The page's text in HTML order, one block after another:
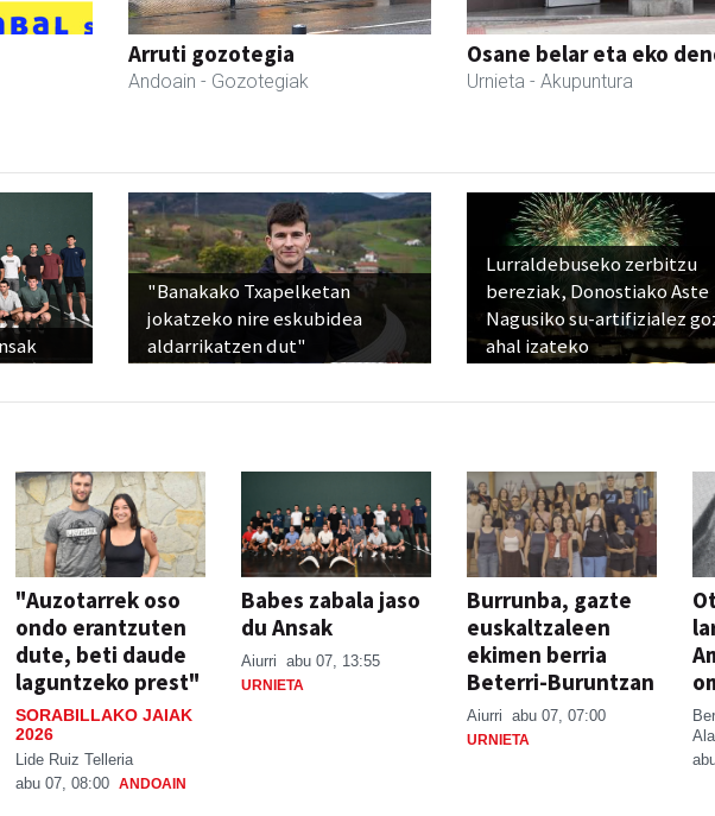
Arruti gozotegia
Andoain - Gozotegiak
Osane belar eta eko
Urnieta - Akupuntura
"Banakako Txapelketan
jokatzeko nire eskubidea
aldarrikatzen dut"
Lurraldebuseko zerbitzu
bereziak, Donostiako Aste
Nagusiko su-artifizialez
ahal izateko
"Auzotarrek oso
ondo erantzuten
dute, beti daude
laguntzeko prest"
SORABILLAKO JAIAK
2026
Lide Ruiz Telleria
abu 07, 08:00 ANDOAIN
Babes zabala jaso
du Ansak
Aiurri abu 07, 13:55
URNIETA
Burrunba, gazte
euskaltzaleen
ekimen berria
Beterri-Buruntzan
Aiurri abu 07, 07:00
URNIETA